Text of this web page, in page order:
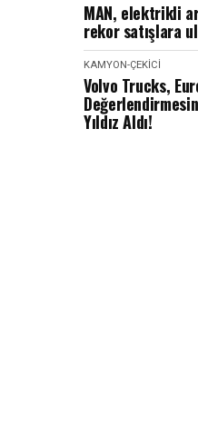
MAN, elektrikli
rekor satışlara
KAMYON-ÇEKICI
Volvo Trucks,
Yıldız Aldı!